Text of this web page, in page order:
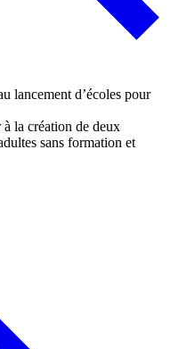
la création de deux
sans formation et